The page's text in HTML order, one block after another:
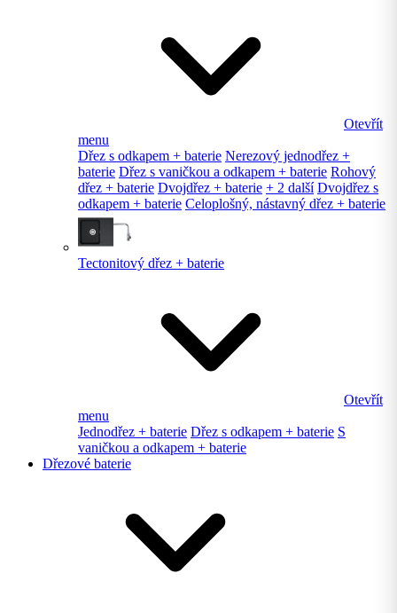
Otevřít
menu
Dřez s odkapem + baterie Nerezový jednodřez +
baterie Dřez s vaničkou a odkapem + baterie Rohový
dřez + baterie Dvojdřez + baterie + 2 další Dvojdřez s
odkapem + baterie Celoplošný, nástavný dřez + baterie
Tectonitový dřez + baterie
Otevřít
menu
Jednodřez + baterie Dřez s odkapem + baterie S
vaničkou a odkapem + baterie
Dřezové baterie